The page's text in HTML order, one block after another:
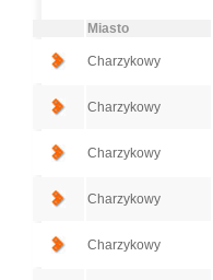
Miasto
Charzykowy
Charzykowy
Charzykowy
Charzykowy
Charzykowy